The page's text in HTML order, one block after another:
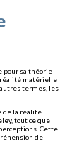
pour sa théorie
réalité matérielle
termes, les
de la réalité
tout ce que
Cette
de